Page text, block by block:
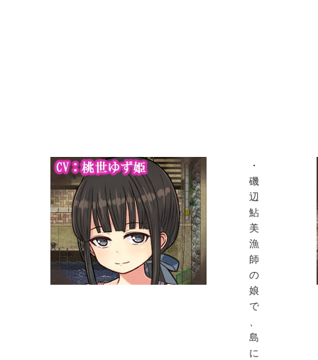
・
磯
辺
鮎
美
漁
師
の
娘
で
、
島
に